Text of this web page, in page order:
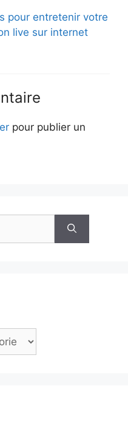
pour entretenir votre
live sur internet
pour publier un